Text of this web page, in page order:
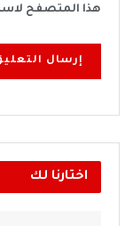
هذا المتصفح
اختارنا لك